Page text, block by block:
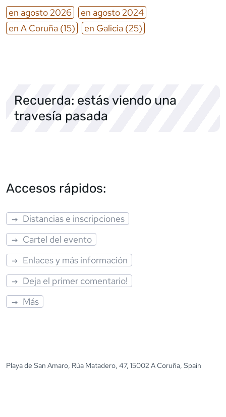
en agosto 2026 en agosto 2024
en A Coruña (15) en Galicia (25)
Recuerda: estás viendo una
travesía pasada
Accesos rápidos:
Distancias e inscripciones
Cartel del evento
Enlaces y más información
Deja el primer comentario!
Más
Playa de San Amaro, Rúa Matadero, 47, 15002 A Coruña, Spain